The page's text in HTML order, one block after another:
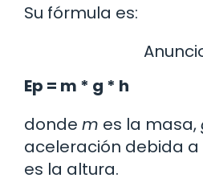
Su fórmula es:
Ep = m * g * h
donde m es la masa,
aceleración debida
es la altura.